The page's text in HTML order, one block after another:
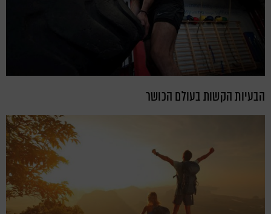
הבעיות הקשות בעולם הכושר